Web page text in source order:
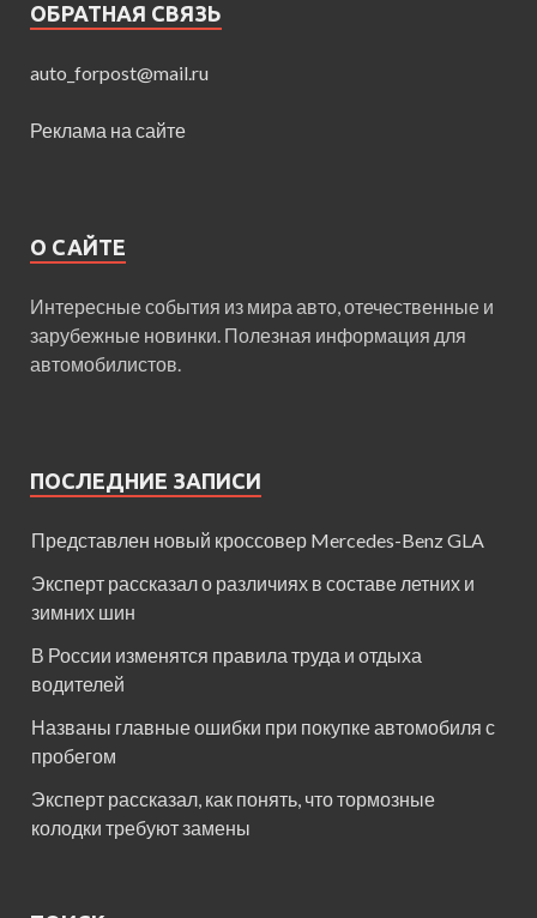
ОБРАТНАЯ СВЯЗЬ
auto_forpost@mail.ru
Реклама на сайте
О САЙТЕ
Интересные события из мира авто, отечественные и
зарубежные новинки. Полезная информация для
автомобилистов.
ПОСЛЕДНИЕ ЗАПИСИ
Представлен новый кроссовер Mercedes-Benz GLA
Эксперт рассказал о различиях в составе летних и
зимних шин
В России изменятся правила труда и отдыха
водителей
Названы главные ошибки при покупке автомобиля с
пробегом
Эксперт рассказал, как понять, что тормозные
колодки требуют замены